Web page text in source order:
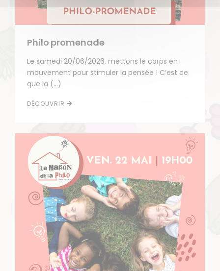
Philo promenade
Le samedi 20/06/2026, mettons le corps en
mouvement pour stimuler la pensée ! C’est ce
que la (…)
DÉCOUVRIR